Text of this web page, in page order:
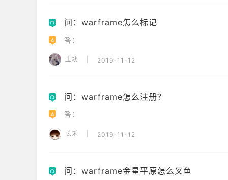
Q 问：warframe怎么标记
A 答：
土块 2019-11-12
Q 问：warframe怎么注册？
A 答：
长禾 2019-11-12
Q 问：warframe金星平原怎么叉鱼